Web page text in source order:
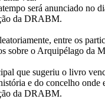
será anunciado no
da DRABM.
entre os
sobre o Arquipélago da
que sugeriu o livro
e do concelho onde
da DRABM.